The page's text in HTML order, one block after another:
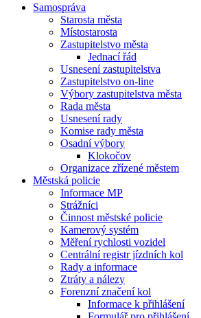
Samospráva
Starosta města
Místostarosta
Zastupitelstvo města
Jednací řád
Usnesení zastupitelstva
Zastupitelstvo on-line
Výbory zastupitelstva města
Rada města
Usnesení rady
Komise rady města
Osadní výbory
Klokočov
Organizace zřízené městem
Městská policie
Informace MP
Strážníci
Činnost městské policie
Kamerový systém
Měření rychlosti vozidel
Centrální registr jízdních kol
Rady a informace
Ztráty a nálezy
Forenzní značení kol
Informace k přihlášení